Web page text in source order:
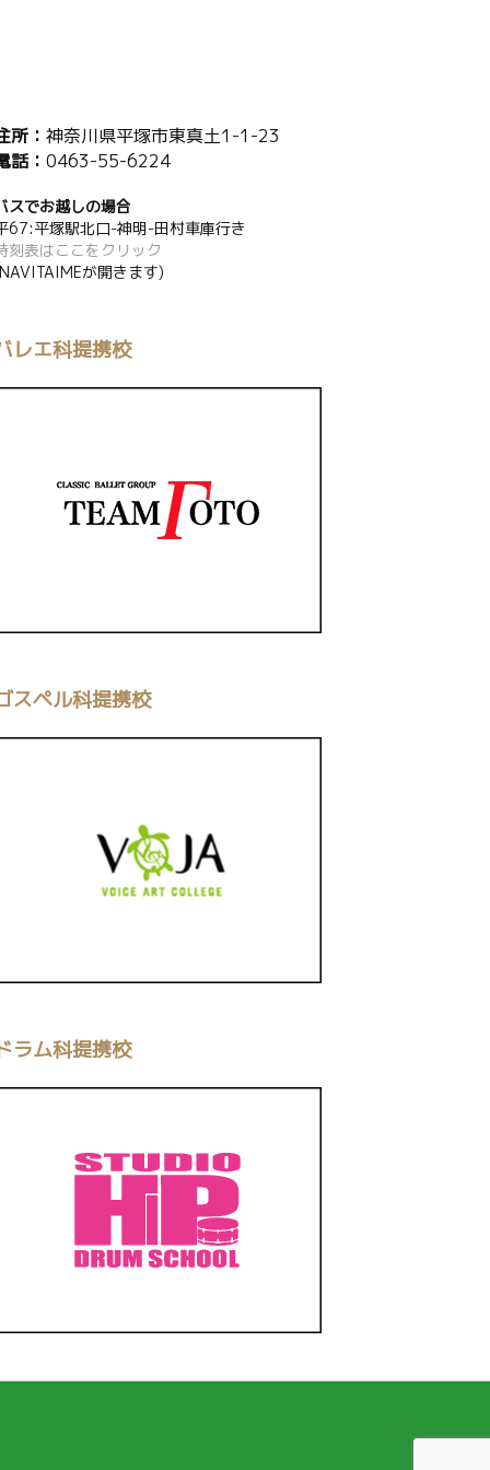
所： 神奈川県平塚市東真土1-1-23
話： 0463-55-6224
スでお越しの場合
67:平塚駅北口-神明-田村車庫行き
刻表はここをクリック
が開きます)
レエ科提携校
スペル科提携校
ラム科提携校